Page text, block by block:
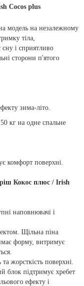
Cocos plus
модель на незалежному
тіла,
і сприятливо
сторони п'ятого
зима-літо.
кг на одне спальне
комфорт поверхні.
Кокос плюс / Irish
наповнювачі і
Щільна піна
форму, витримує
жорсткість поверхні.
блок підтримує хребет
ефекту і